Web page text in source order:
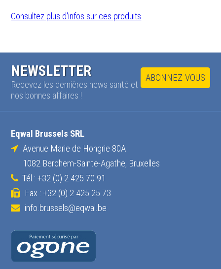
Consultez plus d'infos sur ces produits
ABONNEZ-VOUS
NEWSLETTER
Recevez les dernières news santé et
nos bonnes affaires !
Eqwal Brussels SRL
Avenue Marie de Hongrie 80A
1082 Berchem-Sainte-Agathe, Bruxelles
Tél.: +32 (0) 2 425 70 91
Fax : +32 (0) 2 425 25 73
info.brussels@eqwal.be